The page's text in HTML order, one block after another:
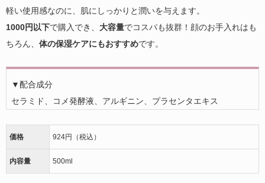
軽い使用感なのに、肌にしっかりと潤いを与えます。
1000円以下で購入でき、 大容量でコスパも抜群！顔のお手入れはも
ちろん、 体の保湿ケアにもおすすめです。
▼配合成分
セラミド、コメ発酵液、アルギニン、プラセンタエキス
価格 924円（税込）
内容量 500ml